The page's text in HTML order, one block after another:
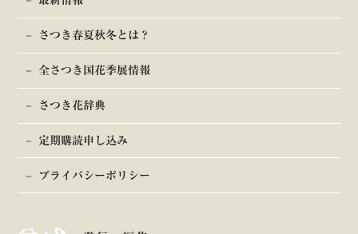
さつき春夏秋冬とは？
全さつき国花季展情報
さつき花辞典
定期購読申し込み
プライバシーポリシー